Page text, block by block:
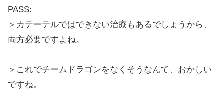
PASS:
＞カテーテルではできない治療もあるでしょうから、
両方必要ですよね。
＞これでチームドラゴンをなくそうなんて、おかしい
ですね。